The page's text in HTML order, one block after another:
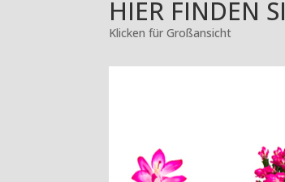
HIER FINDEN
Klicken für Großansicht